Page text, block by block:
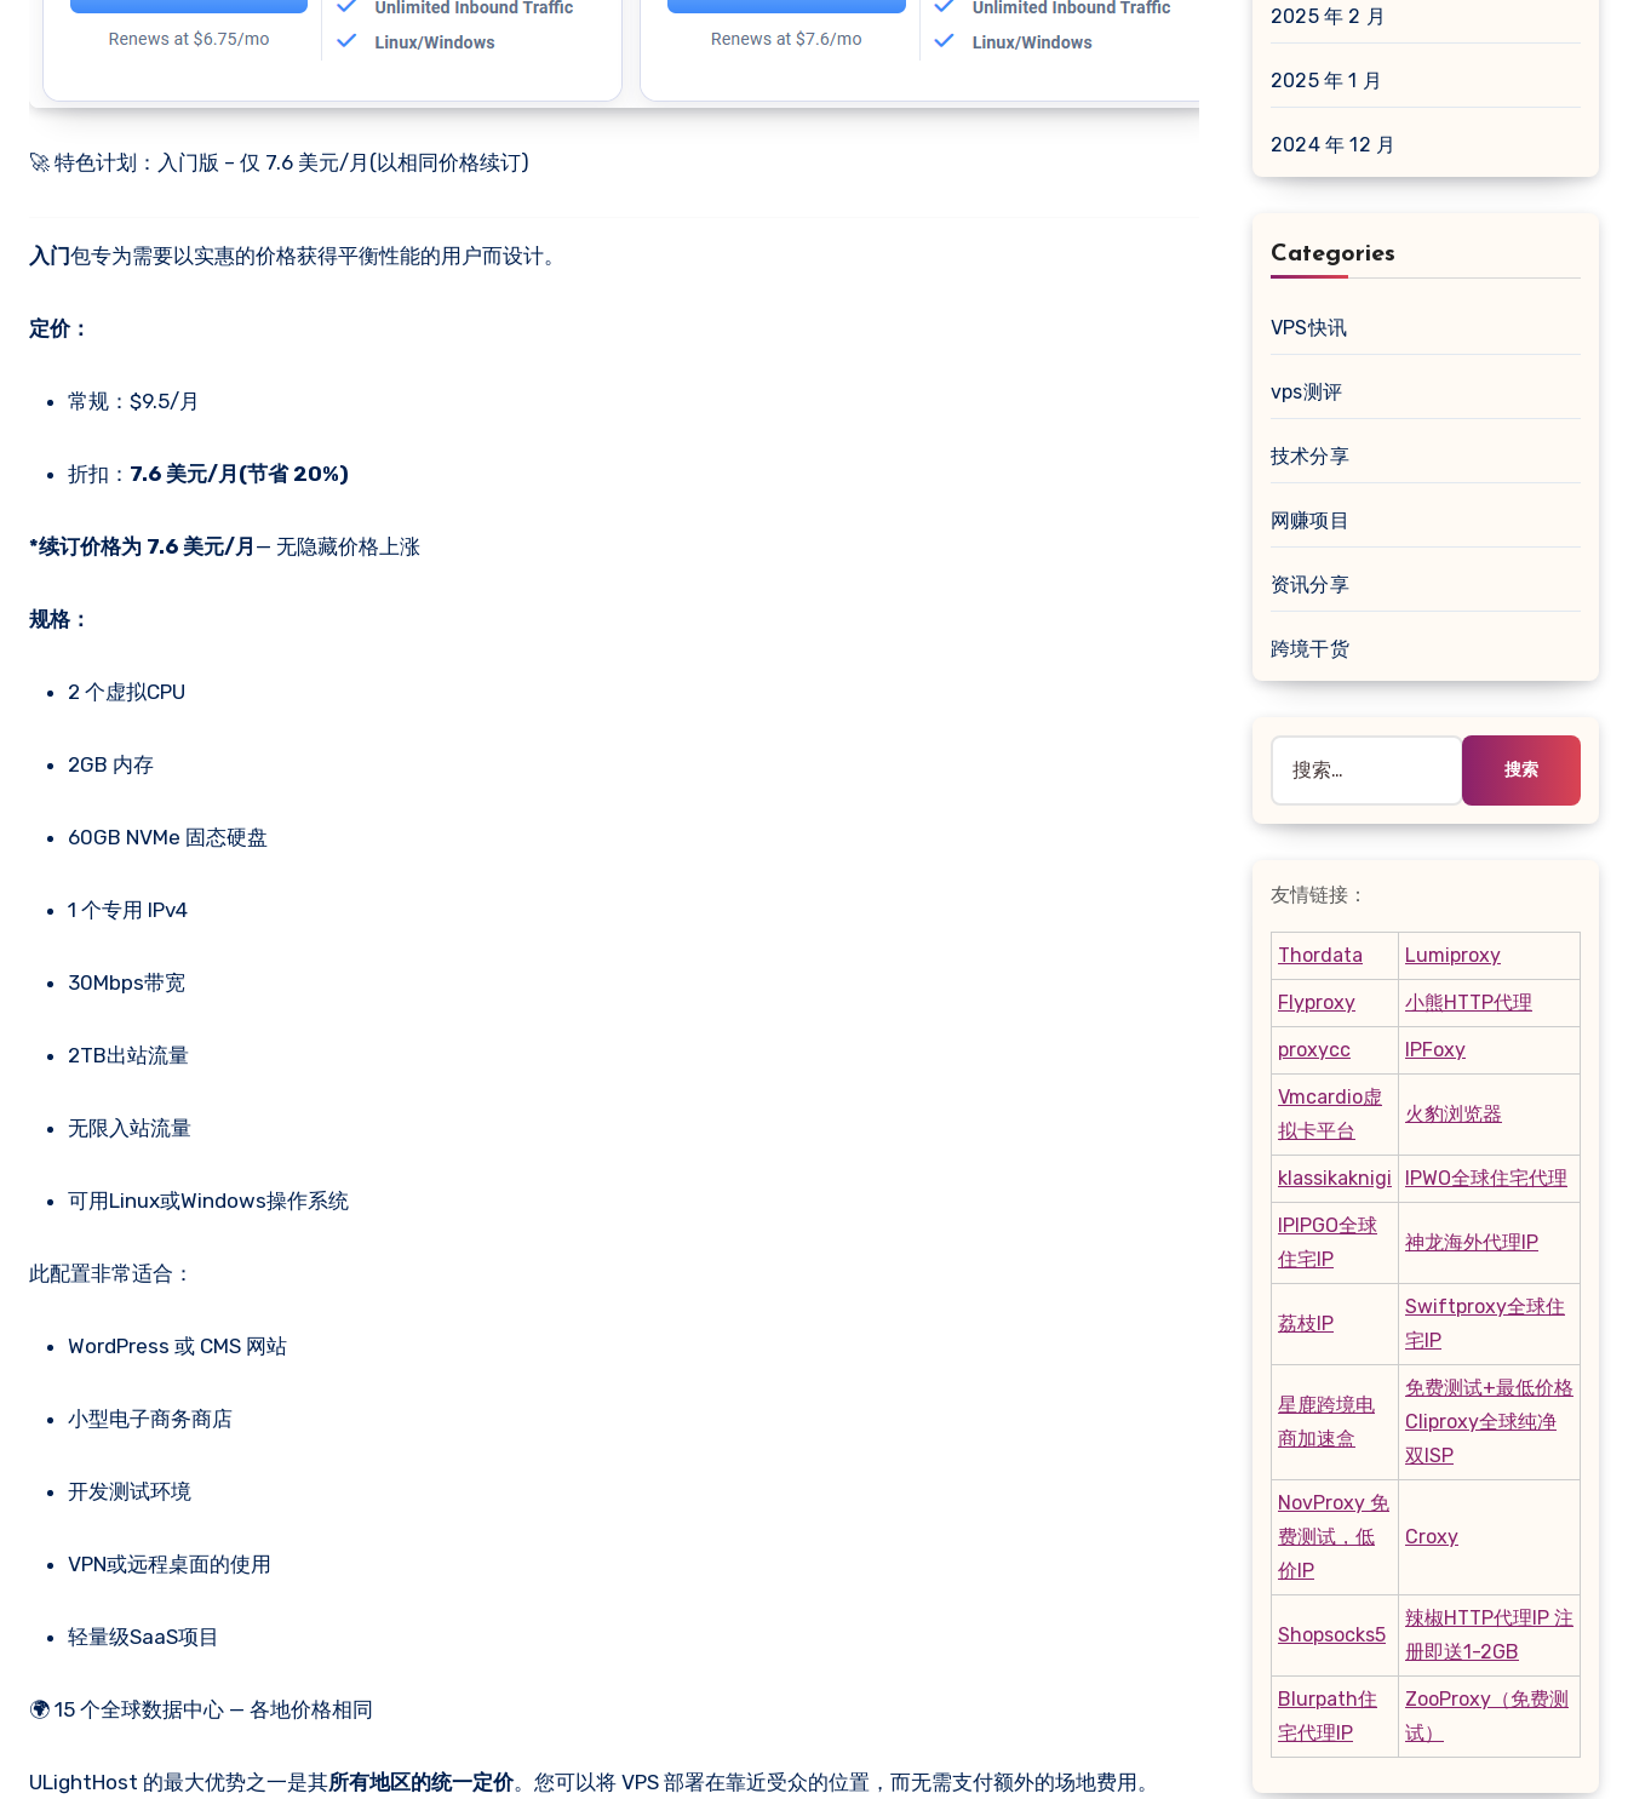
🚀 特色计划：入门版 – 仅 7.6 美元/月(以相同价格续订)
入门包专为需要以实惠的价格获得平衡性能的用户而设计。
定价：
常规：$9.5/月
折扣： 7.6 美元/月(节省 20%)
*续订价格为 7.6 美元/月 — 无隐藏价格上涨
规格：
2 个虚拟CPU
2GB 内存
60GB NVMe 固态硬盘
1 个专用 IPv4
30Mbps带宽
2TB出站流量
无限入站流量
可用Linux或Windows操作系统
此配置非常适合：
WordPress 或 CMS 网站
小型电子商务商店
开发测试环境
VPN或远程桌面的使用
轻量级SaaS项目
🌍 15 个全球数据中心 — 各地价格相同
ULightHost 的最大优势之一是其所有地区的统一定价。您可以将 VPS 部署在靠近受众的位置，而无需支付额外的场地费用。
2025 年 2 月
2025 年 1 月
2024 年 12 月
Categories
VPS快讯
vps测评
技术分享
网赚项目
资讯分享
跨境干货
索：
友情链接：
Thordata Lumiproxy
Flyproxy 小熊HTTP代理
proxycc IPFoxy
Vmcardio虚
拟卡平台
火豹浏览器
klassikaknigi IPWO全球住宅代理
IPIPGO全球
住宅IP
神龙海外代理IP
荔枝IP
Swiftproxy全球住
宅IP
星鹿跨境电
商加速盒
免费测试+最低价格
Cliproxy全球纯净
双ISP
NovProxy 免
费测试，低
价IP
Croxy
Shopsocks5
辣椒HTTP代理IP 注
册即送1-2GB
Blurpath住
宅代理IP
ZooProxy（免费测
试）